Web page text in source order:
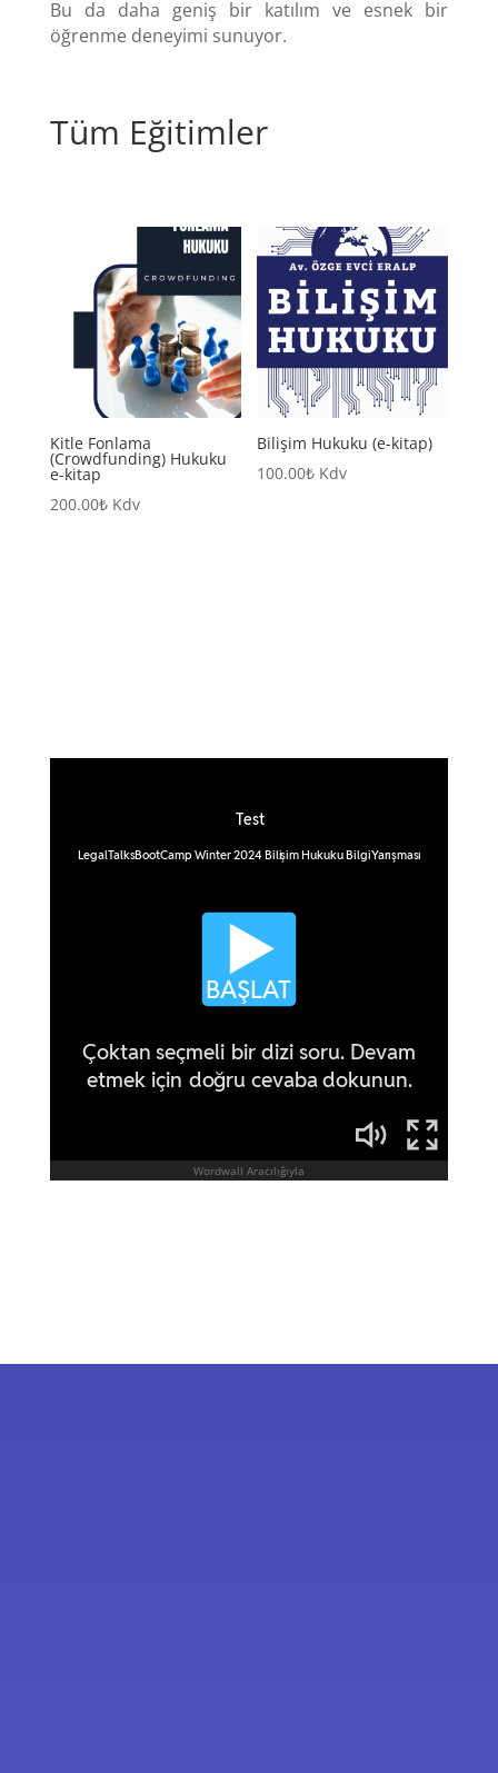
Bu da daha geniş bir katılım ve esnek bir
öğrenme deneyimi sunuyor.
Tüm Eğitimler
Kitle Fonlama
(Crowdfunding) Hukuku
e-kitap
200.00₺ Kdv
Bilişim Hukuku (e-kitap)
100.00₺ Kdv